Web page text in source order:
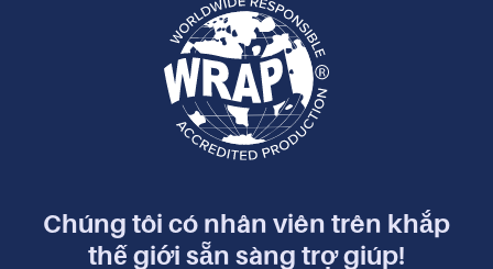
Chúng tôi có nhân viên trên khắp
thế giới sẵn sàng trợ giúp!